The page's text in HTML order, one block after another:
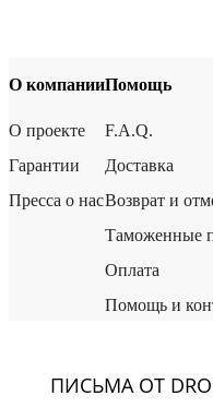
О компании
О проекте
Гарантии
Пресса о нас
Помощь
F.A.Q.
Доставка
Возврат и
Таможенные
Оплата
Помощь и
ПИСЬМА ОТ